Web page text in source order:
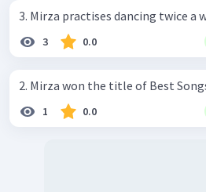
3. Mirza practises dancing twice a
3 0.0
2. Mirza won the title of Best
1 0.0